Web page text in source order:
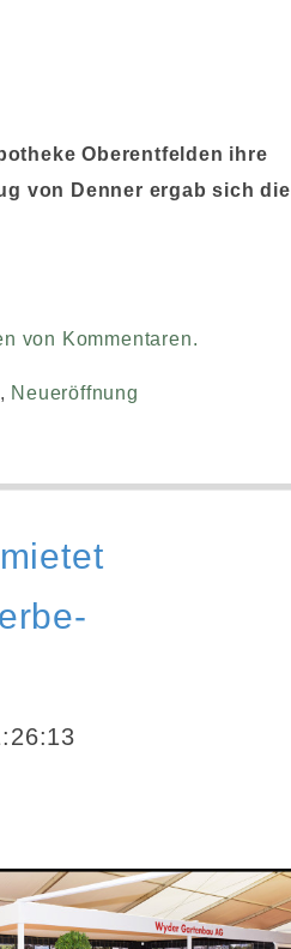
Oberentfelden ihre
von Denner ergab sich die
von Kommentaren.
, Neueröffnung